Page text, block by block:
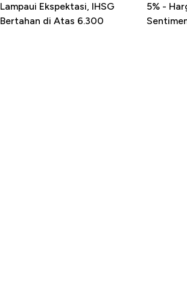
Lampaui Ekspektasi, IHSG
Bertahan di Atas 6.300
5% -